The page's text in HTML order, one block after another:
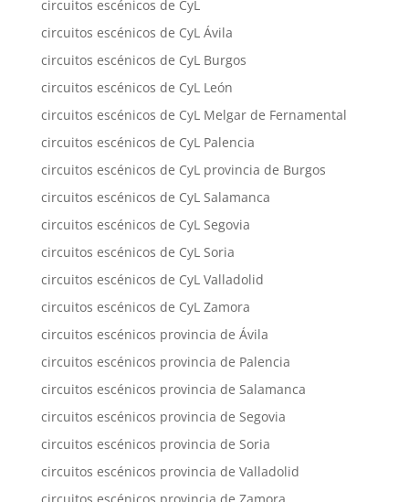
circuitos escénicos de CyL
circuitos escénicos de CyL Ávila
circuitos escénicos de CyL Burgos
circuitos escénicos de CyL León
circuitos escénicos de CyL Melgar de Fernamental
circuitos escénicos de CyL Palencia
circuitos escénicos de CyL provincia de Burgos
circuitos escénicos de CyL Salamanca
circuitos escénicos de CyL Segovia
circuitos escénicos de CyL Soria
circuitos escénicos de CyL Valladolid
circuitos escénicos de CyL Zamora
circuitos escénicos provincia de Ávila
circuitos escénicos provincia de Palencia
circuitos escénicos provincia de Salamanca
circuitos escénicos provincia de Segovia
circuitos escénicos provincia de Soria
circuitos escénicos provincia de Valladolid